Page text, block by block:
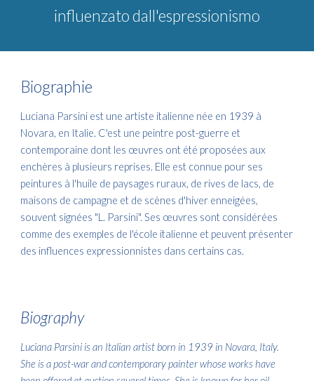
influenzato dall'espressionismo
Biographie
Luciana Parsini est une artiste italienne née en 1939 à
Novara, en Italie. C'est une peintre post-guerre et
contemporaine dont les œuvres ont été proposées aux
enchères à plusieurs reprises. Elle est connue pour ses
peintures à l'huile de paysages ruraux, de rives de lacs, de
maisons de campagne et de scènes d'hiver enneigées,
souvent signées "L. Parsini". Ses œuvres sont considérées
comme des exemples de l'école italienne et peuvent présenter
des influences expressionnistes dans certains cas.
Biography
Luciana Parsini is an Italian artist born in 1939 in Novara, Italy.
She is a post-war and contemporary painter whose works have